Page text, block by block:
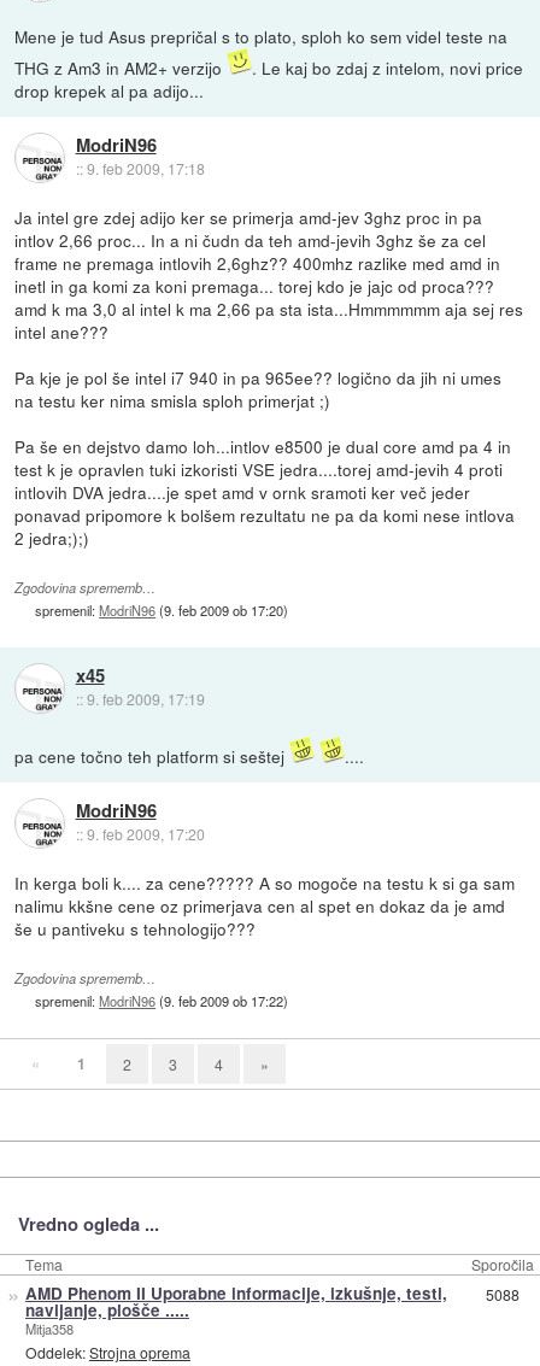
Mene je tud Asus prepričal s to plato, sploh ko sem videl teste na
THG z Am3 in AM2+ verzijo
. Le kaj bo zdaj z intelom, novi price
drop krepek al pa adijo...
ModriN96
::9. feb 2009, 17:18
Ja intel gre zdej adijo ker se primerja amd-jev 3ghz proc in pa
intlov 2,66 proc... In a ni čudn da teh amd-jevih 3ghz še za cel
frame ne premaga intlovih 2,6ghz?? 400mhz razlike med amd in
inetl in ga komi za koni premaga... torej kdo je jajc od proca???
amd k ma 3,0 al intel k ma 2,66 pa sta ista...Hmmmmmm aja sej res
intel ane???
Pa kje je pol še intel i7 940 in pa 965ee?? logično da jih ni umes
na testu ker nima smisla sploh primerjat ;)
Pa še en dejstvo damo loh...intlov e8500 je dual core amd pa 4 in
test k je opravlen tuki izkoristi VSE jedra....torej amd-jevih 4 proti
intlovih DVA jedra....je spet amd v ornk sramoti ker več jeder
ponavad pripomore k bolšem rezultatu ne pa da komi nese intlova
2 jedra;);)
Zgodovina sprememb…
spremenil:ModriN96(9. feb 2009 ob 17:20)
x45
::9. feb 2009, 17:19
pa cene točno teh platform si seštej ....
ModriN96
::9. feb 2009, 17:20
In kerga boli k.... za cene????? A so mogoče na testu k si ga sam
nalimu kkšne cene oz primerjava cen al spet en dokaz da je amd
še u pantiveku s tehnologijo???
Zgodovina sprememb…
spremenil:ModriN96(9. feb 2009 ob 17:22)
« 1 2 3 4 »
Vredno ogleda ...
Tema Sporočila
» AMD Phenom II Uporabne informacije, izkušnje, testi,
navijanje, plošče .....
Mitja358
Oddelek:Strojna oprema
5088